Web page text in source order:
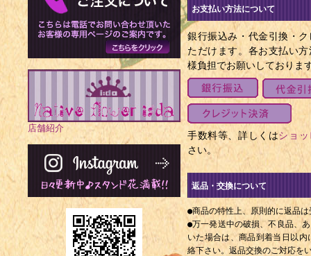
お支払い方法について
銀行振込み・代金引換・
ただけます。各お支払い
様負担でお願いしておりま
手数料等、詳しくはショ
さい。
返品・交換について
●商品の特性上、原則的に返品
●万一発送中の破損、不良品、
いた場合は、商品到着当日以
絡下さい。返品交換のご対応を
店舗紹介